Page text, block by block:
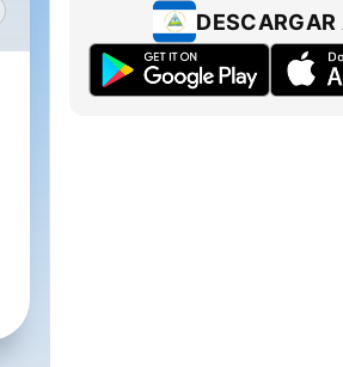
DESCARGAR